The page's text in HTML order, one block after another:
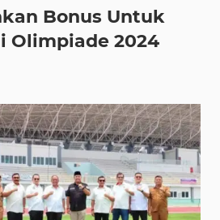
Bonus Untuk
Olimpiade 2024